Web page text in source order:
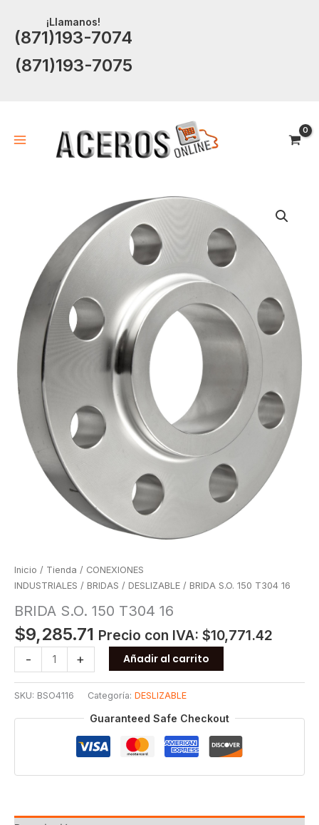
contenido
¡Llamanos!
(871)193-7074
(871)193-7075
Inicio / Tienda / CONEXIONES
INDUSTRIALES / BRIDAS / DESLIZABLE / BRIDA S.O. 150 T304 16
BRIDA S.O. 150 T304 16
$9,285.71 Precio con IVA: $10,771.42
-
S.O.
150
T304
16
+ Añadir al carrito
SKU: BSO4116 Categoría: DESLIZABLE
Guaranteed Safe Checkout